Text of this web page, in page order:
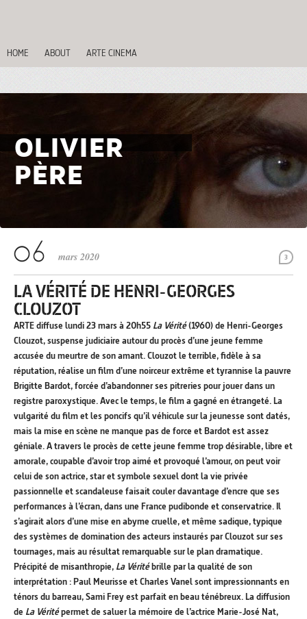
HOME ABOUT ARTE CINEMA
OLIVIER
PÈRE
3
mars 2020
LA VÉRITÉ DE HENRI-GEORGES
CLOUZOT
ARTE diffuse lundi 23 mars à 20h55 La Vérité(1960) de Henri-Georges
Clouzot, suspense judiciaire autour du procès d’une jeune femme
accusée du meurtre de son amant. Clouzot le terrible, fidèle à sa
réputation, réalise un film d’une noirceur extrême et tyrannise la pauvre
Brigitte Bardot, forcée d’abandonner ses pitreries pour jouer dans un
registre paroxystique. Avec le temps, le film a gagné en étrangeté. La
vulgarité du film et les poncifs qu’il véhicule sur la jeunesse sont datés,
mais la mise en scène ne manque pas de force et Bardot est assez
géniale. A travers le procès de cette jeune femme trop désirable, libre et
amorale, coupable d’avoir trop aimé et provoqué l’amour, on peut voir
celui de son actrice, star et symbole sexuel dont la vie privée
passionnelle et scandaleuse faisait couler davantage d’encre que ses
performances à l’écran, dans une France pudibonde et conservatrice. Il
s’agirait alors d’une mise en abyme cruelle, et même sadique, typique
des systèmes de domination des acteurs instaurés par Clouzot sur ses
tournages, mais au résultat remarquable sur le plan dramatique.
Précipité de misanthropie, La Véritébrille par la qualité de son
interprétation : Paul Meurisse et Charles Vanel sont impressionnants en
ténors du barreau, Sami Frey est parfait en beau ténébreux. La diffusion
de La Véritépermet de saluer la mémoire de l’actrice Marie-José Nat,